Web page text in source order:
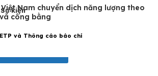
kiện
và Thông cáo báo chí
Nam chuyển dịch năng lượng theo
công bằng